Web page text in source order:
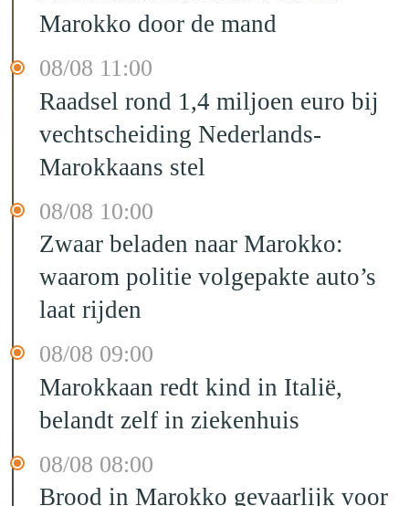
Marokko door de mand
08/08 11:00
Raadsel rond 1,4 miljoen euro bij
vechtscheiding Nederlands-
Marokkaans stel
08/08 10:00
Zwaar beladen naar Marokko:
waarom politie volgepakte auto’s
laat rijden
08/08 09:00
Marokkaan redt kind in Italië,
belandt zelf in ziekenhuis
08/08 08:00
Brood in Marokko gevaarlijk voor